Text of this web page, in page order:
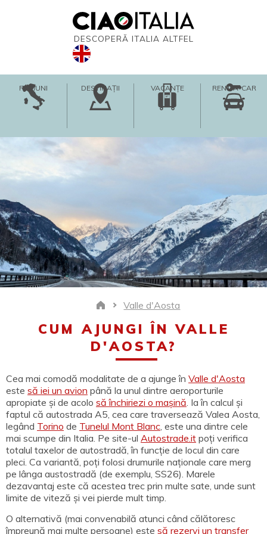
DESCOPERĂ ITALIA ALTFEL
REGIUNI DESTINAȚII VACANȚE RENT-A-CAR
Home Valle d'Aosta
CUM AJUNGI ÎN VALLE
D'AOSTA?
Cea mai comodă modalitate de a ajunge în Valle d'Aosta
este să iei un avion până la unul dintre aeroporturile
apropiate și de acolo să închiriezi o mașină. Ia în calcul și
faptul că autostrada A5, cea care traversează Valea Aosta,
legând Torino de Tunelul Mont Blanc, este una dintre cele
mai scumpe din Italia. Pe site-ul Autostrade.it poți verifica
totalul taxelor de autostradă, în funcție de locul din care
pleci. Ca variantă, poți folosi drumurile naționale care merg
pe lânga austostradă (de exemplu, SS26). Marele
dezavantaj este că acestea trec prin multe sate, unde sunt
limite de viteză și vei pierde mult timp.
O alternativă (mai convenabilă atunci când călătoresc
împreună mai multe persoane) este să rezervi un transfer